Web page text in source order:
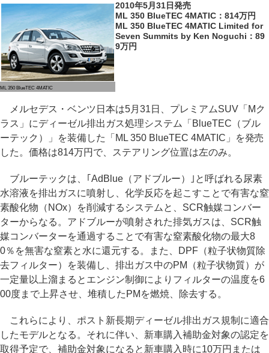
ML 350 BlueTEC 4MATIC
2010年5月31日発売
ML 350 BlueTEC 4MATIC：814万円
ML 350 BlueTEC 4MATIC Limited for
Seven Summits by Ken Noguchi：89
9万円
メルセデス・ベンツ日本は5月31日、プレミアムSUV「Mク
ラス」にディーゼル排出ガス処理システム「BlueTEC（ブル
ーテック）」を装備した「ML 350 BlueTEC 4MATIC」を発売
した。価格は814万円で、ステアリング位置は左のみ。
ブルーテックは、｢AdBlue（アドブルー）｣と呼ばれる尿素
水溶液を排出ガスに噴射し、化学反応を起こすことで有害な窒
素酸化物（NOx）を削減するシステムと、SCR触媒コンバー
ターからなる。アドブルーが噴射された排気ガスは、SCR触
媒コンバーターを通過することで有害な窒素酸化物の最大8
0％を無害な窒素と水に還元する。また、DPF（粒子状物質除
去フィルター）を装備し、排出ガス中のPM（粒子状物質）が
一定量以上溜まるとエンジン制御によりフィルターの温度を6
00度まで上昇させ、堆積したPMを燃焼、除去する。
これらにより、ポスト新長期ディーゼル排出ガス規制に適合
したモデルとなる。それに伴い、新車購入補助金対象の認定を
取得予定で、補助金対象になると新車購入時に10万円または